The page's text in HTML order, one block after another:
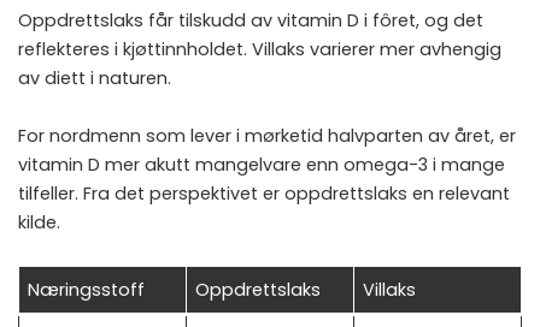
Oppdrettslaks får tilskudd av vitamin D i fôret, og det
reflekteres i kjøttinnholdet. Villaks varierer mer avhengig
av diett i naturen.
For nordmenn som lever i mørketid halvparten av året, er
vitamin D mer akutt mangelvare enn omega-3 i mange
tilfeller. Fra det perspektivet er oppdrettslaks en relevant
kilde.
Næringsstoff Oppdrettslaks Villaks